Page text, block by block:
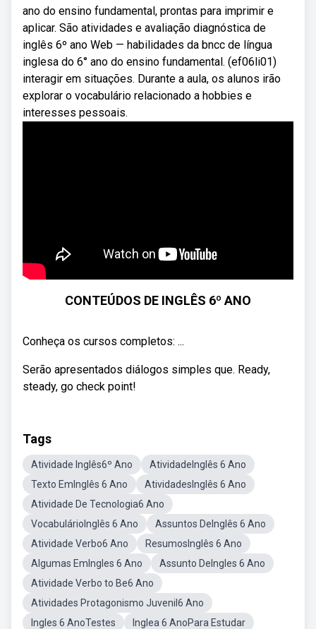
ano do ensino fundamental, prontas para imprimir e
aplicar. São atividades e avaliação diagnóstica de
inglês 6º ano Web — habilidades da bncc de língua
inglesa do 6° ano do ensino fundamental. (ef06li01)
interagir em situações. Durante a aula, os alunos irão
explorar o vocabulário relacionado a hobbies e
interesses pessoais.
CONTEÚDOS DE INGLÊS 6º ANO
Conheça os cursos completos: ...
Serão apresentados diálogos simples que. Ready,
steady, go check point!
Tags
Atividade Inglês6º Ano
AtividadeInglês 6 Ano
Texto EmInglês 6 Ano
AtividadesInglês 6 Ano
Atividade De Tecnologia6 Ano
VocabulárioInglês 6 Ano
Assuntos DeInglês 6 Ano
Atividade Verbo6 Ano
ResumosInglês 6 Ano
Algumas EmIngles 6 Ano
Assunto DeIngles 6 Ano
Atividade Verbo to Be6 Ano
Atividades Protagonismo Juvenil6 Ano
Ingles 6 AnoTestes
Inglea 6 AnoPara Estudar